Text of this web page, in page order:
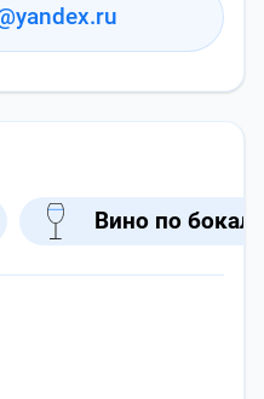
Вино по